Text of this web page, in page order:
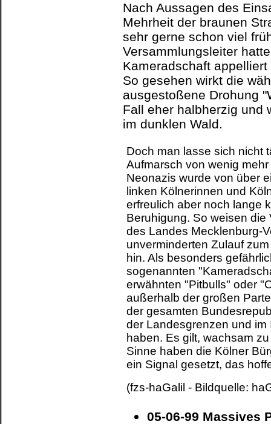
Nach Aussagen des
Mehrheit der braunen
sehr gerne schon viel
Versammlungsleiter
Kameradschaft
So gesehen wirkt die
ausgestoßene Drohung
Fall eher halbherzig und
im dunklen Wald.
Doch man lasse sich nicht
Aufmarsch von wenig
Neonazis wurde von über
linken Kölnerinnen und
erfreulich aber noch lange
Beruhigung. So weisen
des Landes Mecklenburg-
unverminderten Zulauf
hin. Als besonders
sogenannten
erwähnten "Pitbulls" oder
außerhalb der großen
der gesamten
der Landesgrenzen und im
haben. Es gilt, wachsam
Sinne haben die Kölner
ein Signal gesetzt, das
(fzs-haGalil - Bildquelle:
05-06-99 Massives